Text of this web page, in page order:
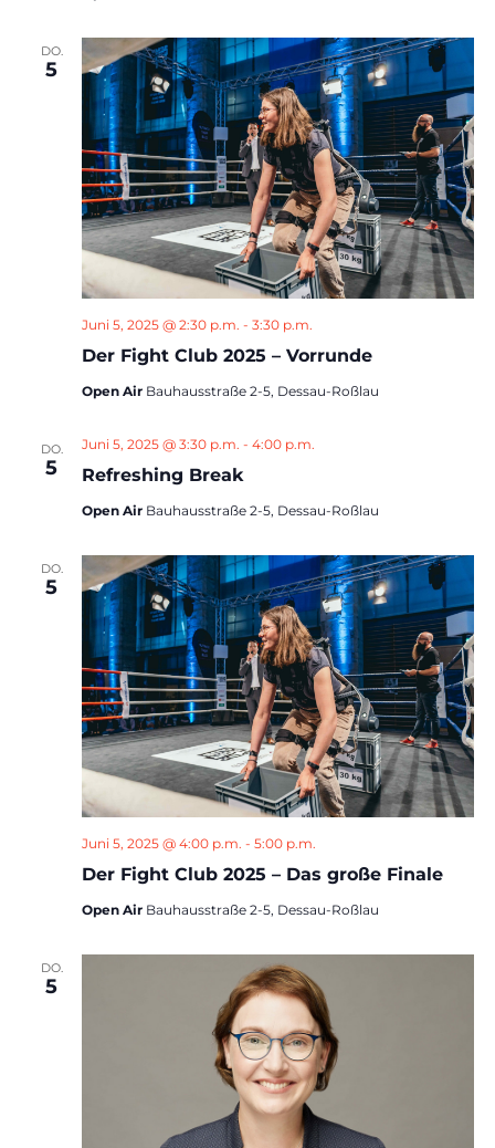
DO.
5
Der Fight Club 2025 – Vorrunde
Juni 5, 2025 @ 2:30 p.m. - 3:30 p.m.
Open Air Bauhausstraße 2-5, Dessau-Roßlau
DO.
5 Refreshing Break
Juni 5, 2025 @ 3:30 p.m. - 4:00 p.m.
Open Air Bauhausstraße 2-5, Dessau-Roßlau
DO.
5
Der Fight Club 2025 – Das große Finale
Juni 5, 2025 @ 4:00 p.m. - 5:00 p.m.
Open Air Bauhausstraße 2-5, Dessau-Roßlau
DO.
5